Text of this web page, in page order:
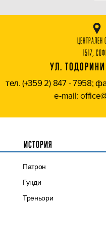
ЦЕНТРАЛЕН
1517,
УЛ.
тел. (+359 2) 847 - 7958;
e-mail:
ИСТОРИЯ
Патрон
Гунди
Треньори